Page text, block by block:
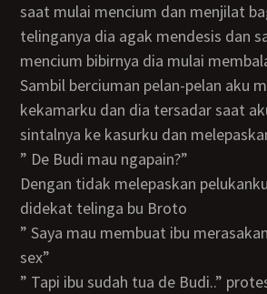
saat mulai mencium dan menjilat
telinganya dia agak mendesis dan
mencium bibirnya dia mulai
Sambil berciuman pelan-pelan aku membimbing dia
kekamarku dan dia tersadar saat
sintalnya ke kasurku dan
” De Budi mau ngapain?”
Dengan tidak melepaskan pelukanku aku berbisik
didekat telinga bu Broto
” Saya mau membuat ibu
sex”
” Tapi ibu sudah tua de Budi..”